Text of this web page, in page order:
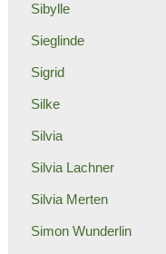
Sibylle
Sieglinde
Sigrid
Silke
Silvia
Silvia Lachner
Silvia Merten
Simon Wunderlin